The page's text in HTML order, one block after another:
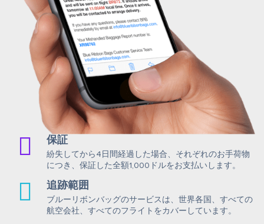
保証
紛失してから4日間経過した場合、それぞれのお手荷物
につき、保証した全額1,000ドルをお支払いします。
追跡範囲
ブルーリボンバッグのサービスは、世界各国、すべての
航空会社、すべてのフライトをカバーしています。